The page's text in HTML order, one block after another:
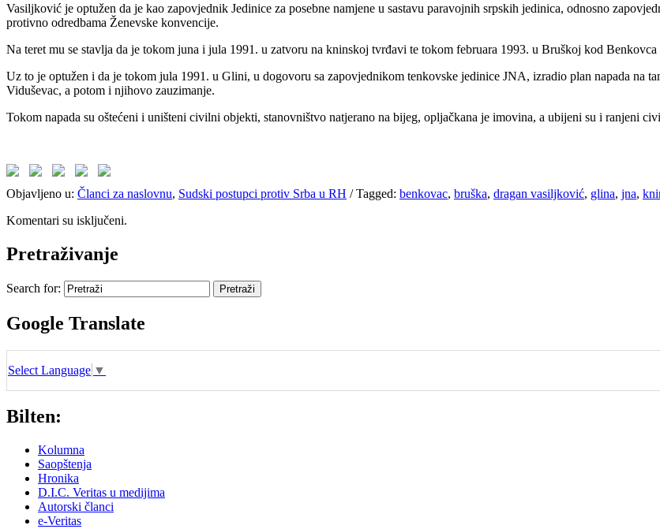
Vasiljković je optužen da je kao zapovjednik Jedinice za posebne namjene u sastavu paravojnih srpskih jedinica, odnosno
protivno odredbama Ženevske konvencije.
Na teret mu se stavlja da je tokom juna i jula 1991. u zatvoru na kninskoj tvrđavi te tokom februara 1993. u Bruškoj kod
Uz to je optužen i da je tokom jula 1991. u Glini, u dogovoru sa zapovjednikom tenkovske jedinice JNA, izradio plan napada na
Viduševac, a potom i njihovo zauzimanje.
Tokom napada su oštećeni i uništeni civilni objekti, stanovništvo natjerano na bijeg, opljačkana je imovina, a ubijeni su i ranjeni
Objavljeno u: Članci za naslovnu, Sudski postupci protiv Srba u RH /Tagged: benkovac, bruška, dragan vasiljković, glina, jna,
Komentari su isključeni.
Pretraživanje
Search for:
Google Translate
Select Language ▼
Bilten:
Kolumna
Saopštenja
Hronika
D.I.C. Veritas u medijima
Autorski članci
e-Veritas